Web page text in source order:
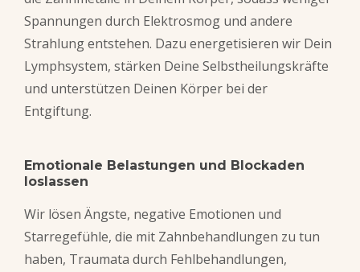
Spannungen durch Elektrosmog und andere
Strahlung entstehen. Dazu energetisieren wir Dein
Lymphsystem, stärken Deine Selbstheilungskräfte
und unterstützen Deinen Körper bei der
Entgiftung.
Emotionale Belastungen und Blockaden
loslassen
Wir lösen Ängste, negative Emotionen und
Starregefühle, die mit Zahnbehandlungen zu tun
haben, Traumata durch Fehlbehandlungen,